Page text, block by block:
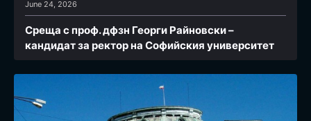
June 24, 2026
Среща с проф. дфзн Георги Райновски –
кандидат за ректор на Софийския университет